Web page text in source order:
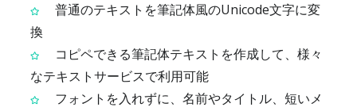
普通のテキストを筆記体風のUnicode文字に変
換
コピペできる筆記体テキストを作成して、様々
なテキストサービスで利用可能
フォントを入れずに、名前やタイトル、短いメ